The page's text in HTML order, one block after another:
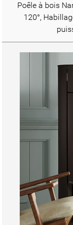
Poêle à bois
120°,